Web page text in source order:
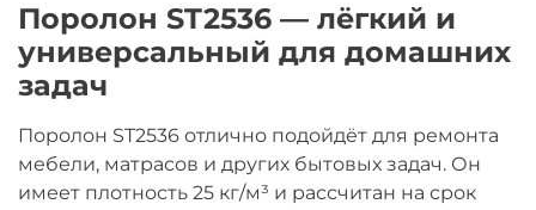
Поролон ST2536 — лёгкий и
универсальный для домашних
задач
Поролон ST2536 отлично подойдёт для ремонта
мебели, матрасов и других бытовых задач. Он
имеет плотность 25 кг/м³ и рассчитан на срок